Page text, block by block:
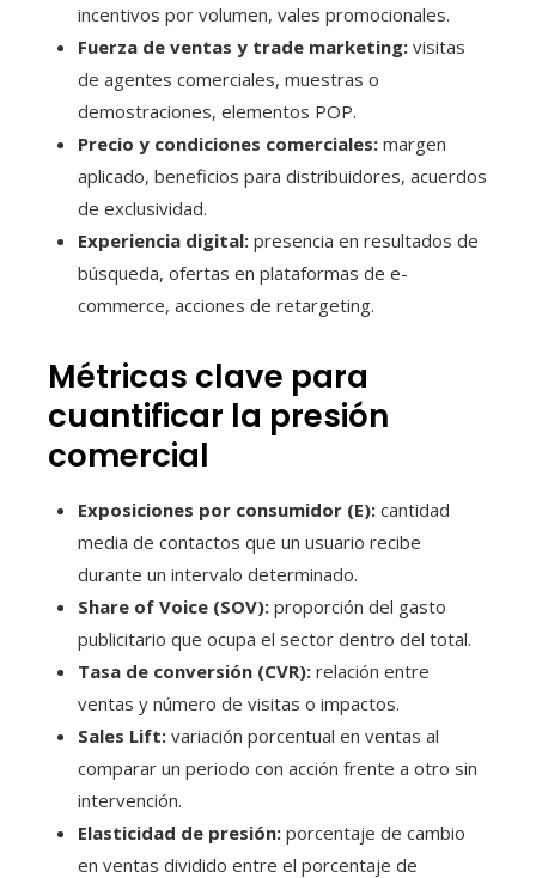
incentivos por volumen, vales promocionales.
Fuerza de ventas y trade marketing: visitas
de agentes comerciales, muestras o
demostraciones, elementos POP.
Precio y condiciones comerciales: margen
aplicado, beneficios para distribuidores, acuerdos
de exclusividad.
Experiencia digital: presencia en resultados de
búsqueda, ofertas en plataformas de e-
commerce, acciones de retargeting.
Métricas clave para
cuantificar la presión
comercial
Exposiciones por consumidor (E): cantidad
media de contactos que un usuario recibe
durante un intervalo determinado.
Share of Voice (SOV): proporción del gasto
publicitario que ocupa el sector dentro del total.
Tasa de conversión (CVR): relación entre
ventas y número de visitas o impactos.
Sales Lift: variación porcentual en ventas al
comparar un periodo con acción frente a otro sin
intervención.
Elasticidad de presión: porcentaje de cambio
en ventas dividido entre el porcentaje de